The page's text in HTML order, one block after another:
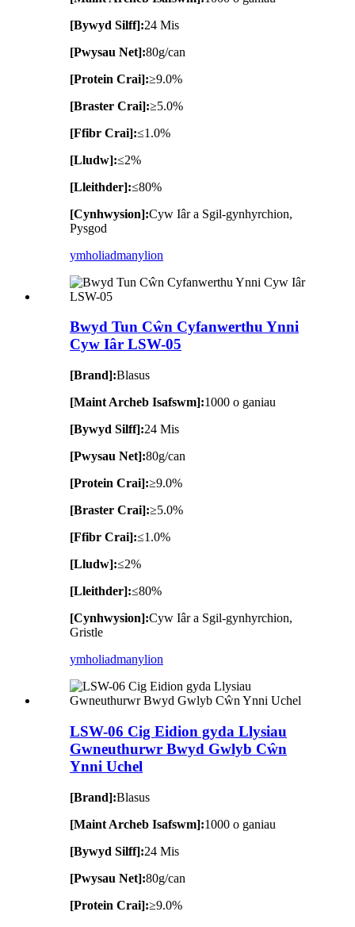
[Bywyd Silff]:24 Mis
[Pwysau Net]:80g/can
[Protein Crai]:≥9.0%
[Braster Crai]:≥5.0%
[Ffibr Crai]:≤1.0%
[Lludw]:≤2%
[Lleithder]:≤80%
[Cynhwysion]:Cyw Iâr a Sgil-gynhyrchion,
Pysgod
ymholiadmanylion
Bwyd Tun Cŵn Cyfanwerthu Ynni
Cyw Iâr LSW-05
[Brand]:Blasus
[Maint Archeb Isafswm]:1000 o ganiau
[Bywyd Silff]:24 Mis
[Pwysau Net]:80g/can
[Protein Crai]:≥9.0%
[Braster Crai]:≥5.0%
[Ffibr Crai]:≤1.0%
[Lludw]:≤2%
[Lleithder]:≤80%
[Cynhwysion]:Cyw Iâr a Sgil-gynhyrchion,
Gristle
ymholiadmanylion
LSW-06 Cig Eidion gyda Llysiau
Gwneuthurwr Bwyd Gwlyb Cŵn
Ynni Uchel
[Brand]:Blasus
[Maint Archeb Isafswm]:1000 o ganiau
[Bywyd Silff]:24 Mis
[Pwysau Net]:80g/can
[Protein Crai]:≥9.0%